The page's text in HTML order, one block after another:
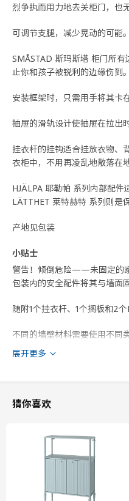
烈争执而用力地去关柜门，也无
可调节支腿，减少晃动的可能。
SMÅSTAD 斯玛斯塔 柜门所
止你和孩子被锐利的边缘伤到。
安装框架时，只需用手将其卡
抽屉的滑轨设计使抽屉在拉出
挂衣杆的挂钩适合挂放衣物、
衣柜中，不用再凌乱地散落在
HJÄLPA 耶勒帕 系列内部配
LÄTTHET 莱特赫特 系列则是
产地见包装
小贴士
警告！倾倒危险——未固定的
包装内的安全配件将其与墙面
随附1个挂衣杆、1个搁板和2
不同的墙壁材料需要使用不同
相符的固定装置，须另购。
拉钮和把手另售。
商品尺寸和包装信息
展开更多
猜你喜欢